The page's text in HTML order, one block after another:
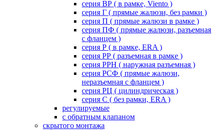
серия ВР ( в рамке, Viento )
серия Г ( прямые жалюзи, без рамки )
серия П ( прямые жалюзи в рамке )
серия ПФ ( прямые жалюзи, разъемная
с фланцем )
серия Р ( в рамке, ERA )
серия РР ( разъемная в рамке )
серия РРН ( наружная разъемная )
серия РСФ ( прямые жалюзи,
неразъемная с фланцем )
серия РЦ ( цилиндрическая )
серия С ( без рамки, ERA )
регулируемые
с обратным клапаном
скрытого монтажа